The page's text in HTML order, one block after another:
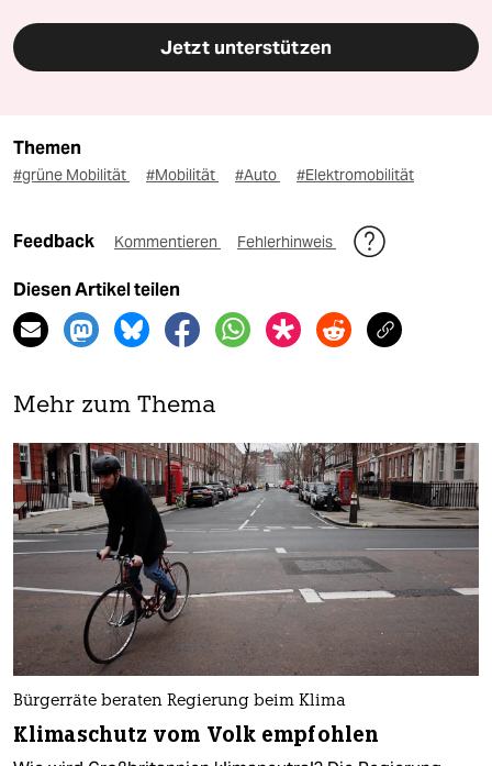
Jetzt unterstützen
Themen
#grüne Mobilität #Mobilität #Auto #Elektromobilität
Feedback Kommentieren Fehlerhinweis
Diesen Artikel teilen
Mehr zum Thema
Bürgerräte beraten Regierung beim Klima
Klimaschutz vom Volk empfohlen